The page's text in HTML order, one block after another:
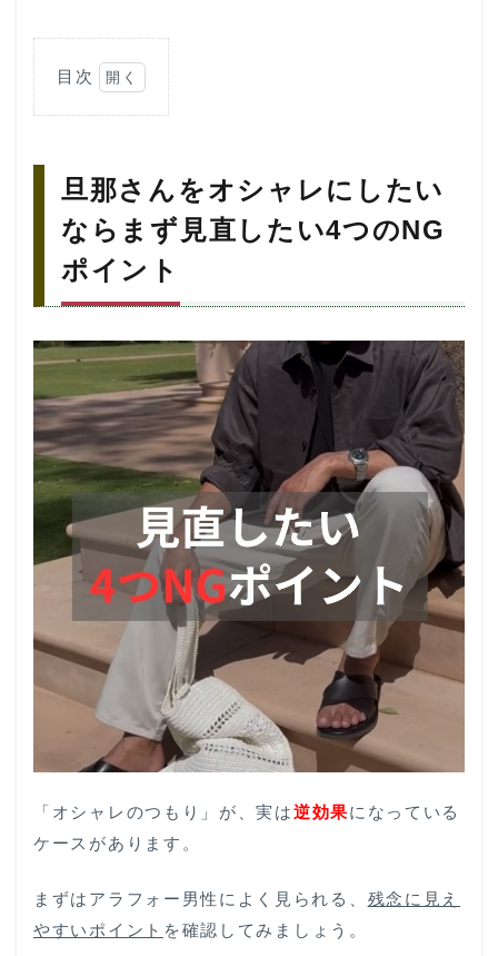
目次
ん
を
オ
ャ
レ
し
た
な
ら
ま
ず
し
た
い4
NG
ポ
ン
1.1
ピタ
すぎ
るサ
感
1.2
旦那さんをオシャレにしたい
ならまず見直したい4つのNG
ポイント
「オシャレのつもり」が、実は逆効果になっている
ケースがあります。
まずはアラフォー男性によく見られる、 残念に見え
やすいポイント を確認してみましょう。